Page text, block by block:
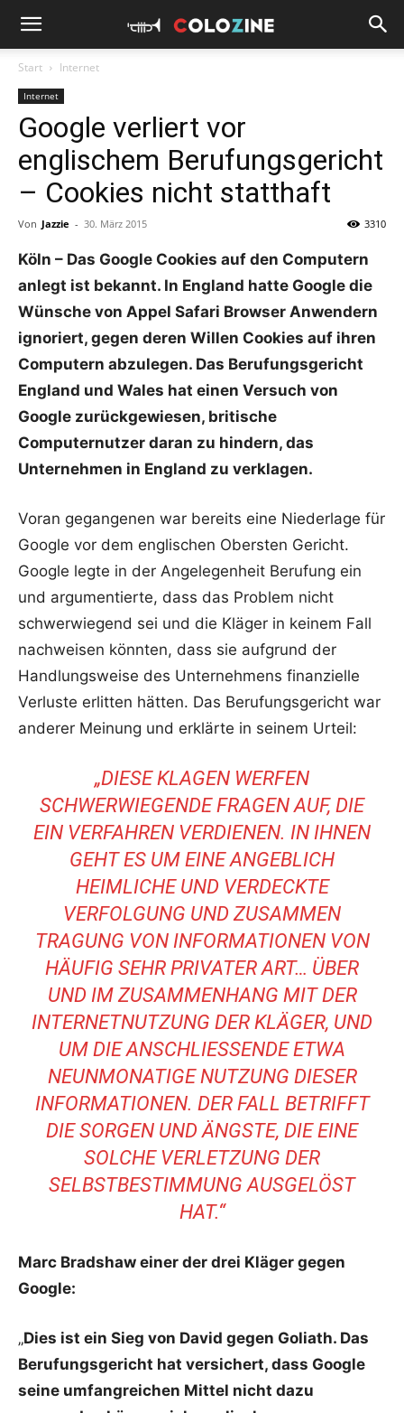
Start Internet
Internet
Google verliert vor
englischem Berufungsgericht
– Cookies nicht statthaft
Von Jazzie - 30. März 2015 3310
Köln – Das Google Cookies auf den Computern
anlegt ist bekannt. In England hatte Google die
Wünsche von Appel Safari Browser Anwendern
ignoriert, gegen deren Willen Cookies auf ihren
Computern abzulegen. Das Berufungsgericht
England und Wales hat einen Versuch von
Google zurückgewiesen, britische
Computernutzer daran zu hindern, das
Unternehmen in England zu verklagen.
Voran gegangenen war bereits eine Niederlage für
Google vor dem englischen Obersten Gericht.
Google legte in der Angelegenheit Berufung ein
und argumentierte, dass das Problem nicht
schwerwiegend sei und die Kläger in keinem Fall
nachweisen könnten, dass sie aufgrund der
Handlungsweise des Unternehmens finanzielle
Verluste erlitten hätten. Das Berufungsgericht war
anderer Meinung und erklärte in seinem Urteil:
„DIESE KLAGEN WERFEN
SCHWERWIEGENDE FRAGEN AUF, DIE
EIN VERFAHREN VERDIENEN. IN IHNEN
GEHT ES UM EINE ANGEBLICH
HEIMLICHE UND VERDECKTE
VERFOLGUNG UND ZUSAMMEN
TRAGUNG VON INFORMATIONEN VON
HÄUFIG SEHR PRIVATER ART… ÜBER
UND IM ZUSAMMENHANG MIT DER
INTERNETNUTZUNG DER KLÄGER, UND
UM DIE ANSCHLIESSENDE ETWA
NEUNMONATIGE NUTZUNG DIESER
INFORMATIONEN. DER FALL BETRIFFT
DIE SORGEN UND ÄNGSTE, DIE EINE
SOLCHE VERLETZUNG DER
SELBSTBESTIMMUNG AUSGELÖST
HAT.“
Marc Bradshaw einer der drei Kläger gegen
Google:
„Dies ist ein Sieg von David gegen Goliath. Das
Berufungsgericht hat versichert, dass Google
seine umfangreichen Mittel nicht dazu